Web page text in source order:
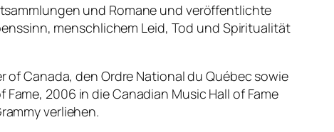
und Romane und veröffentlichte
menschlichem Leid, Tod und Spiritualität
Canada, den Ordre National du Québec sowie
2006 in die Canadian Music Hall of Fame
verliehen.